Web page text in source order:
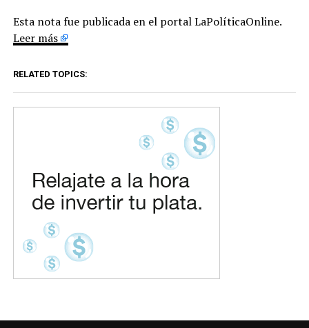
Esta nota fue publicada en el portal LaPolíticaOnline.
Leer más
RELATED TOPICS: